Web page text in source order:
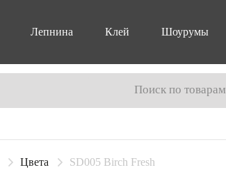
Лепнина Клей Шоурумы
Поиск по товарам
Цвета SD005 Birch Fresh